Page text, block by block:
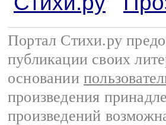
Портал Стихи.ру
публикации своих
основании
произведения
произведений